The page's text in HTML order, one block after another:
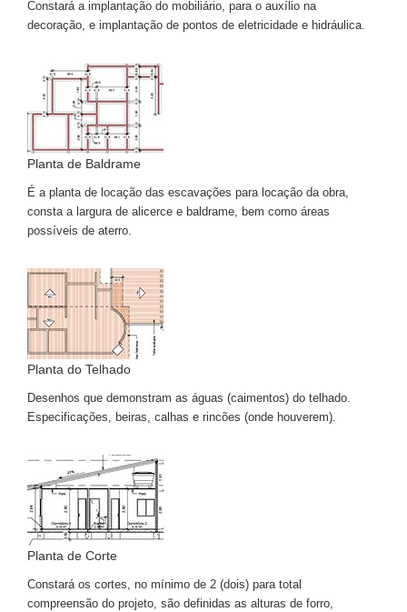
Constará a implantação do mobiliário, para o auxílio na
decoração, e implantação de pontos de eletricidade e hidráulica.
Planta de Baldrame
É a planta de locação das escavações para locação da obra,
consta a largura de alicerce e baldrame, bem como áreas
possíveis de aterro.
Planta do Telhado
Desenhos que demonstram as águas (caimentos) do telhado.
Especificações, beiras, calhas e rincões (onde houverem).
Planta de Corte
Constará os cortes, no mínimo de 2 (dois) para total
compreensão do projeto, são definidas as alturas de forro,